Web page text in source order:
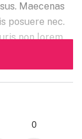
Maecenas
posuere nec.
non lorem
Aenean eu ex
purus
lobortis.
gravida.
purus
0